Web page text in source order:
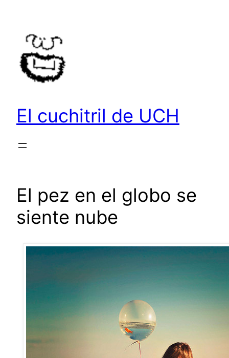
contenido
El cuchitril de UCH
El pez en el globo se
siente nube